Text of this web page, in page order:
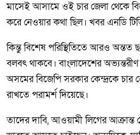
মাসেই আসামে ওই চার জেলা থেকে
করে নেওয়ার কথা ছিল। খবর এনডি
কিন্তু বিশেষ পরিস্থিতিতে আরও
বলবৎ থাকবে। বাংলাদেশের অভ্যন্তরীণ
অসমের বিজেপি সরকার কেন্দ্রকে
রাখতে পরামর্শ দিয়েছে।
তাদের দাবি, আওয়ামী লিগের আক্রান্ত